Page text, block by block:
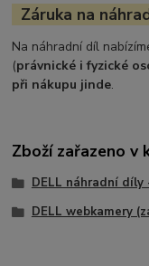
Záruka na
Na náhradní díl
(právnické i fyzické
při nákupu jinde.
Zboží zařazeno v
DELL náhradní
DELL webkamery